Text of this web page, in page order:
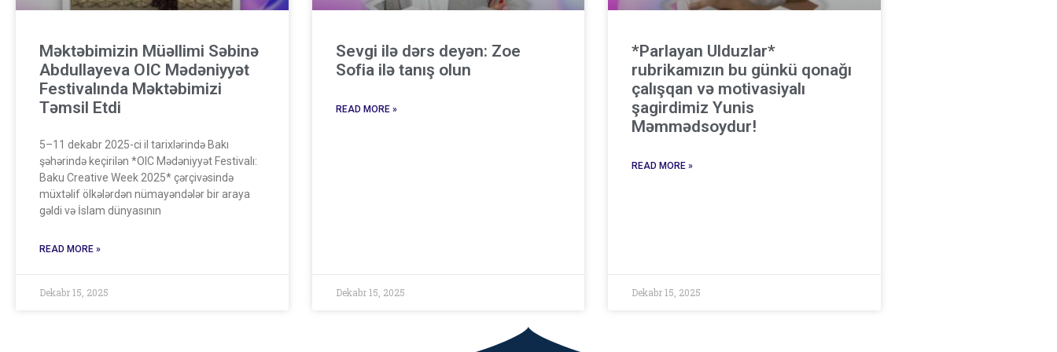
Məktəbimizin Müəllimi Səbinə
Abdullayeva OIC Mədəniyyət
Festivalında Məktəbimizi
Təmsil Etdi
5–11 dekabr 2025-ci il tarixlərində Bakı
şəhərində keçirilən *OIC Mədəniyyət Festivalı:
Baku Creative Week 2025* çərçivəsində
müxtəlif ölkələrdən nümayəndələr bir araya
gəldi və İslam dünyasının
READ MORE »
Dekabr 15, 2025
Sevgi ilə dərs deyən: Zoe
Sofia ilə tanış olun
READ MORE »
Dekabr 15, 2025
*Parlayan Ulduzlar*
rubrikamızın bu günkü qonağı
çalışqan və motivasiyalı
şagirdimiz Yunis
Məmmədsoydur!
READ MORE »
Dekabr 15, 2025